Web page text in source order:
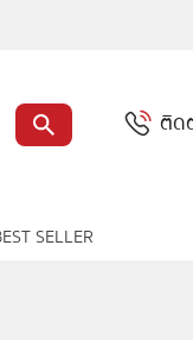
SELLER
ติด